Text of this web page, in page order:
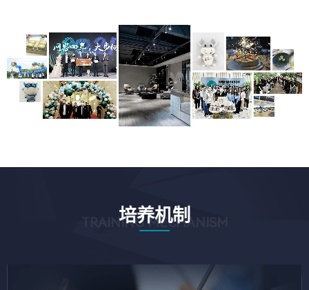
培养机制
TRAINING MECHANISM